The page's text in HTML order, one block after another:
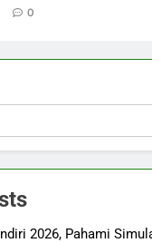
0
2026, Pahami